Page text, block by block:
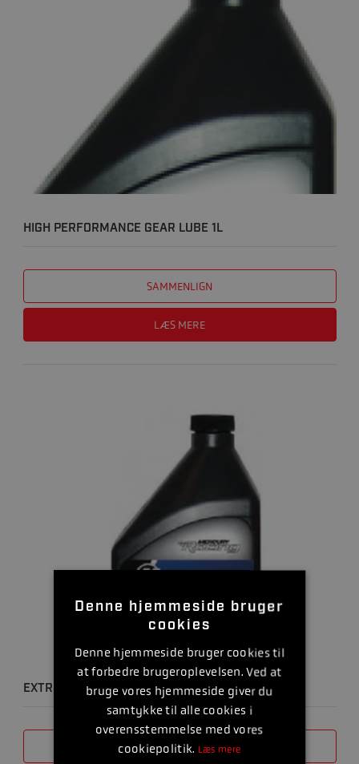
HIGH PERFORMANCE GEAR LUBE 1L
SAMMENLIGN
LÆS MERE
EXTREME PERFORMANCE GEAR LUBE 1L
SAMMENLIGN
Denne hjemmeside bruger
cookies
Denne hjemmeside bruger cookies til
at forbedre brugeroplevelsen. Ved at
bruge vores hjemmeside giver du
samtykke til alle cookies i
overensstemmelse med vores
cookiepolitik. Læs mere